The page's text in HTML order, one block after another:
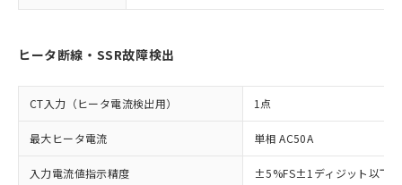
ヒータ断線・SSR故障検出
CT入力（ヒータ電流検出用） 1点
最大ヒータ電流 単相 AC50A
入力電流値指示精度 ±5%FS±1ディジット以下